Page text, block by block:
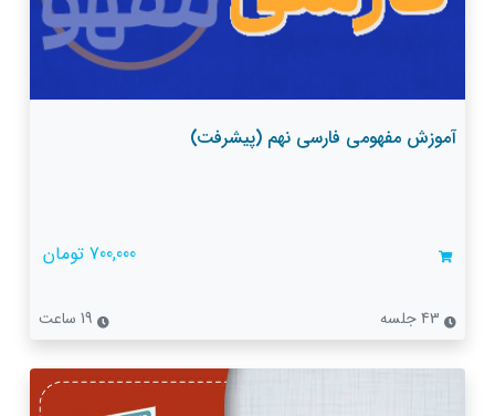
آموزش مفهومی فارسی نهم (پیشرفت)
700,000 تومان